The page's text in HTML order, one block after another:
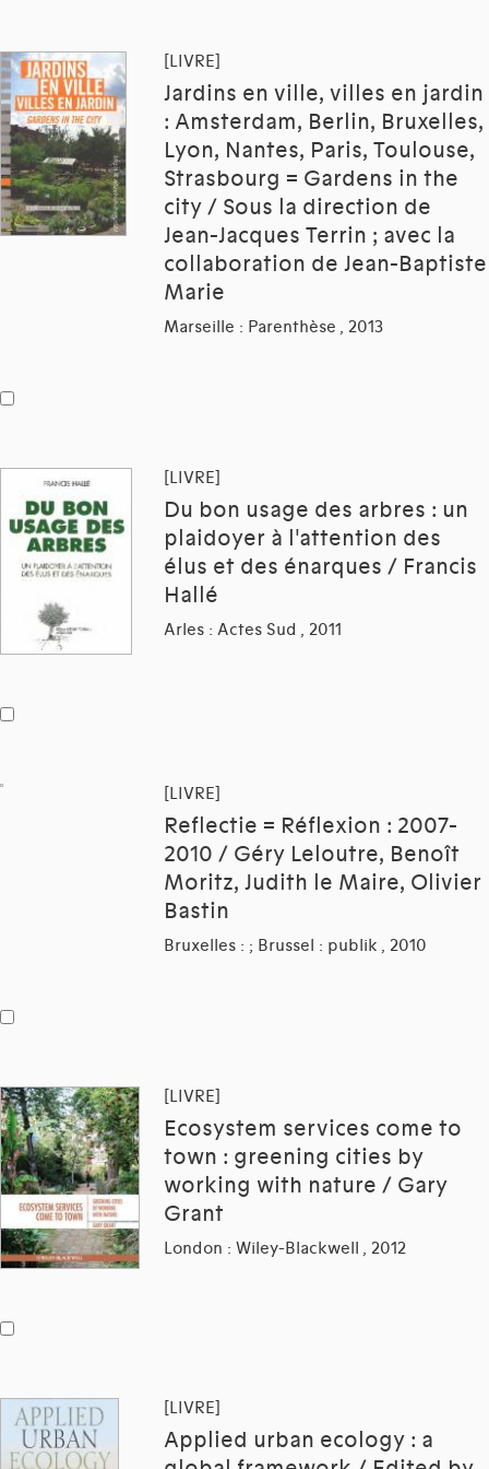
[LIVRE]
Jardins en ville, villes en jardin
: Amsterdam, Berlin, Bruxelles,
Lyon, Nantes, Paris, Toulouse,
Strasbourg = Gardens in the
city / Sous la direction de
Jean-Jacques Terrin ; avec la
collaboration de Jean-Baptiste
Marie
Marseille : Parenthèse , 2013
[LIVRE]
Du bon usage des arbres : un
plaidoyer à l'attention des
élus et des énarques / Francis
Hallé
Arles : Actes Sud , 2011
[LIVRE]
Reflectie = Réflexion : 2007-
2010 / Géry Leloutre, Benoît
Moritz, Judith le Maire, Olivier
Bastin
Bruxelles : ; Brussel : publik , 2010
[LIVRE]
Ecosystem services come to
town : greening cities by
working with nature / Gary
Grant
London : Wiley-Blackwell , 2012
[LIVRE]
Applied urban ecology : a